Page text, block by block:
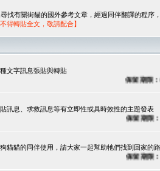
找有關街貓的國外參考文章，經過同伴翻譯的程序
得轉貼全文，敬請配合】
文字訊息張貼與轉貼
保留期限：60
訊息、求救訊息等有立即性或具時效性的主題發表
保留期限：45
貓貓的同伴使用，請大家一起幫助牠們找到回家的
保留期限：60